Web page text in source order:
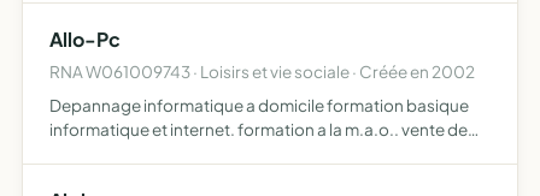
Allo-Pc
RNA W061009743 · Loisirs et vie sociale · Créée en 2002
Depannage informatique a domicile formation basique
informatique et internet. formation a la m.a.o.. vente de